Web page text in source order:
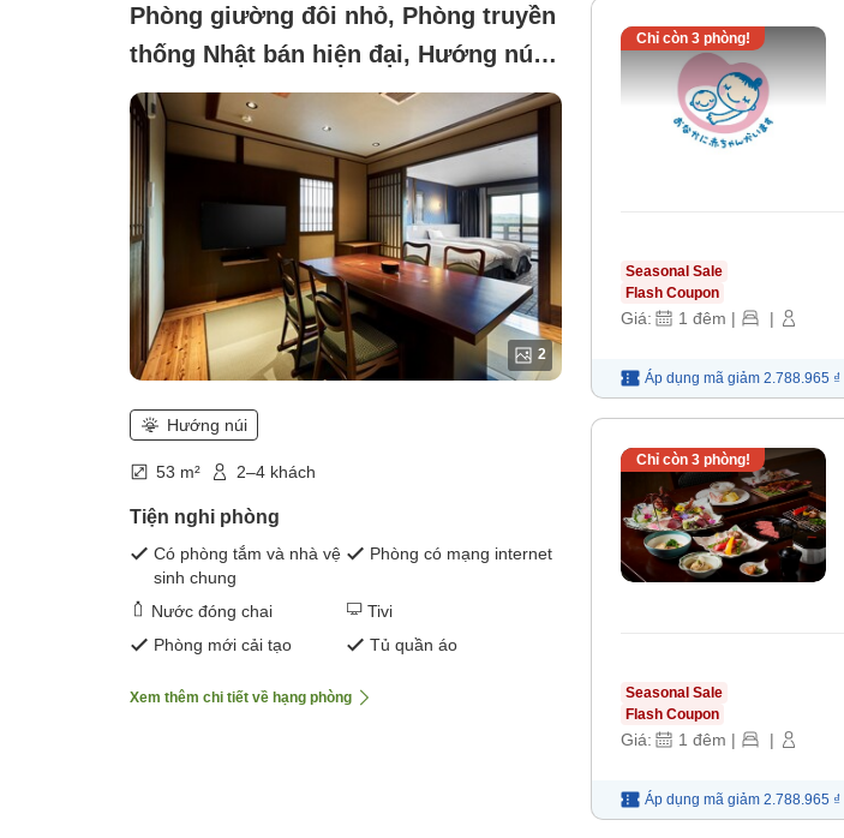
Phòng giường đôi nhỏ, Phòng truyền
thống Nhật bán hiện đại, Hướng núi,
Không yêu cầu (IRORI Main Building
Villa)
2
Hướng núi
53 m² 2–4 khách
Tiện nghi phòng
Có phòng tắm và nhà vệ
sinh chung
Phòng có mạng internet
Nước đóng chai
Tivi
Phòng mới cải tạo
Tủ quần áo
Xem thêm chi tiết về hạng phòng
Chỉ còn 3phòng!
Seasonal Sale
Flash Coupon
Giá: 1 đêm | |
Áp dụng mã giảm 2.788.965 ₫
Chỉ còn 3phòng!
Seasonal Sale
Flash Coupon
Giá: 1 đêm | |
Áp dụng mã giảm 2.788.965 ₫